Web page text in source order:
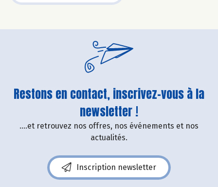
Restons en contact, inscrivez-vous à la
newsletter !
....et retrouvez nos offres, nos événements et nos
actualités.
Inscription newsletter